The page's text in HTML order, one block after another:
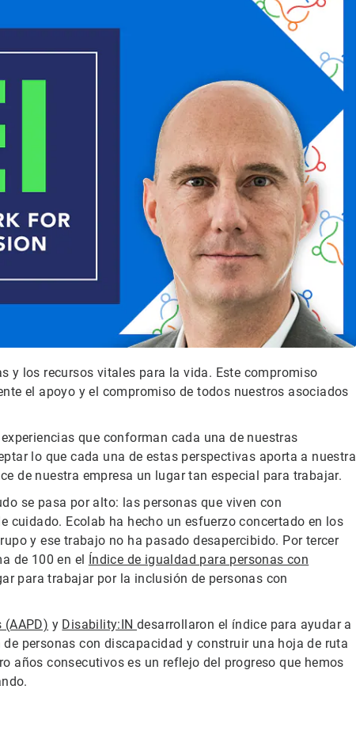
y los recursos vitales para la vida. Este compromiso
el apoyo y el compromiso de todos nuestros asociados
que conforman cada una de nuestras
lo que cada una de estas perspectivas aporta a nuestra
de nuestra empresa un lugar tan especial para trabajar.
se pasa por alto: las personas que viven con
cuidado. Ecolab ha hecho un esfuerzo concertado en los
y ese trabajo no ha pasado desapercibido. Por tercer
de 100 en el Índice de igualdad para personas con
para trabajar por la inclusión de personas con
y Disability:INdesarrollaron el índice para ayudar a
personas con discapacidad y construir una hoja de ruta
años consecutivos es un reflejo del progreso que hemos